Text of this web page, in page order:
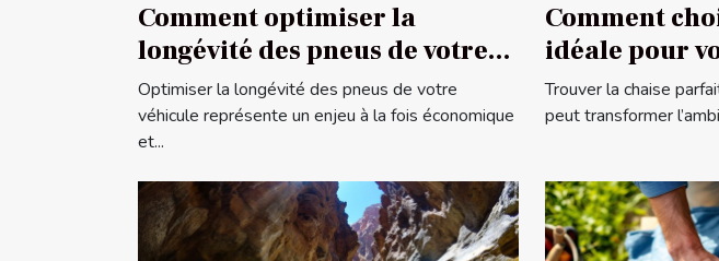
Comment optimiser la
longévité des pneus de votre
véhicule ?
Optimiser la longévité des pneus de votre
véhicule représente un enjeu à la fois économique
et...
Comment
idéale pour
manger ?
Trouver la chaise
peut transformer